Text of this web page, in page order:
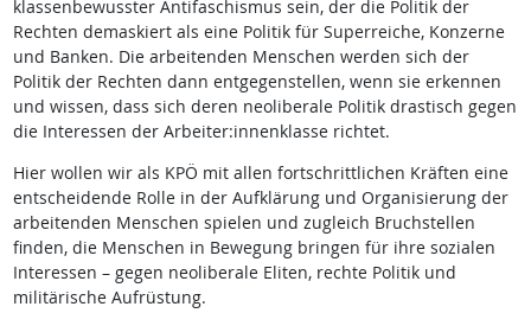
klassenbewusster Antifaschismus sein, der die Politik der
Rechten demaskiert als eine Politik für Superreiche, Konzerne
und Banken. Die arbeitenden Menschen werden sich der
Politik der Rechten dann entgegenstellen, wenn sie erkennen
und wissen, dass sich deren neoliberale Politik drastisch gegen
die Interessen der Arbeiter:innenklasse richtet.
Hier wollen wir als KPÖ mit allen fortschrittlichen Kräften eine
entscheidende Rolle in der Aufklärung und Organisierung der
arbeitenden Menschen spielen und zugleich Bruchstellen
finden, die Menschen in Bewegung bringen für ihre sozialen
Interessen – gegen neoliberale Eliten, rechte Politik und
militärische Aufrüstung.